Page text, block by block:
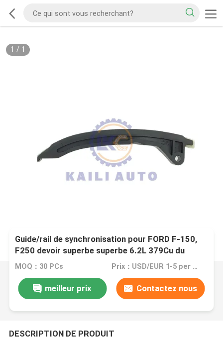
1 / 1
Guide/rail de synchronisation pour FORD F-150,
F250 devoir superbe superbe 6.2L 379Cu du
devoir F-350. In.V8 INTOXIQUENT le kit
MOQ：30 PCs Prix：USD/EUR 1-5 per pcs
meilleur prix Contactez nous
DESCRIPTION DE PRODUIT